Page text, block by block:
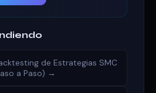
de Estrategias SMC
a Paso) →